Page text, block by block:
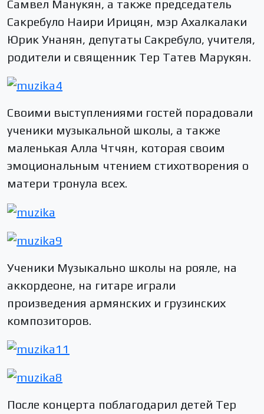
Самвел Манукян, а также председатель
Сакребуло Наири Ирицян, мэр Ахалкалаки
Юрик Унанян, депутаты Сакребуло, учителя,
родители и священник Тер Татев Марукян.
Своими выступлениями гостей порадовали
ученики музыкальной школы, а также
маленькая Алла Чтчян, которая своим
эмоциональным чтением стихотворения о
матери тронула всех.
Ученики Музыкально школы на рояле, на
аккордеоне, на гитаре играли
произведения армянских и грузинских
композиторов.
После концерта поблагодарил детей Тер